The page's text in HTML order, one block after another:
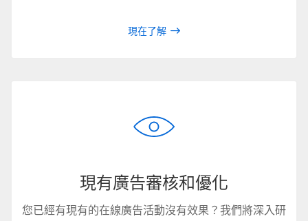
現在了解
現有廣告審核和優化
您已經有現有的在線廣告活動沒有效果？我們將深入研